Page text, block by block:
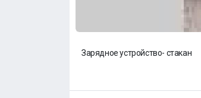
Зарядное устройство- стакан